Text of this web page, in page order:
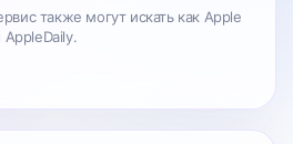
также могут искать как Apple